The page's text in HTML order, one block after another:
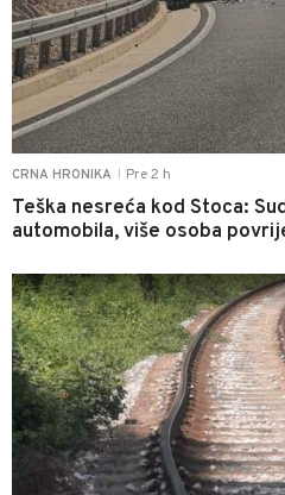
CRNA HRONIKA Pre 2 h
Teška nesreća kod Stoca:
automobila, više osoba